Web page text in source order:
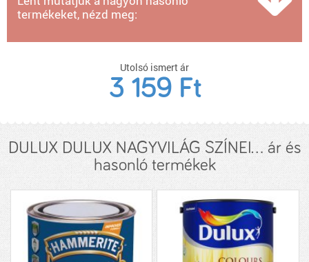
termékeket, nézd meg:
Utolsó ismert ár
3 159 Ft
DULUX DULUX NAGYVILÁG SZÍNEI... ár és
hasonló termékek